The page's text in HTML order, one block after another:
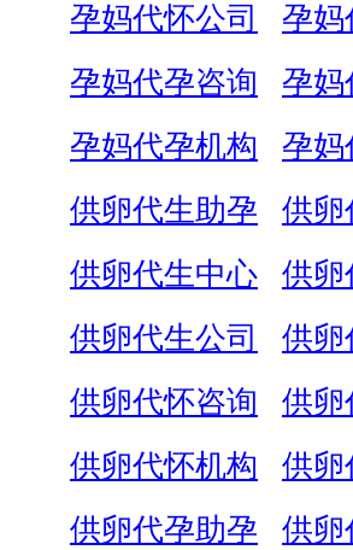
孕妈代怀公司
孕妈
孕妈代孕咨询
孕妈
孕妈代孕机构
孕妈
供卵代生助孕
供卵
供卵代生中心
供卵
供卵代生公司
供卵
供卵代怀咨询
供卵
供卵代怀机构
供卵
供卵代孕助孕
供卵